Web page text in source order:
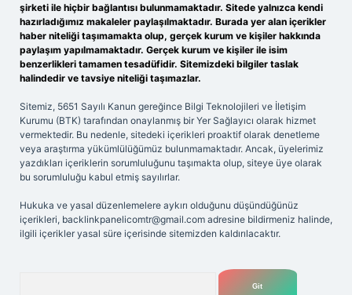
şirketi ile hiçbir bağlantısı bulunmamaktadır. Sitede yalnızca kendi
hazırladığımız makaleler paylaşılmaktadır. Burada yer alan içerikler
haber niteliği taşımamakta olup, gerçek kurum ve kişiler hakkında
paylaşım yapılmamaktadır. Gerçek kurum ve kişiler ile isim
benzerlikleri tamamen tesadüfidir. Sitemizdeki bilgiler taslak
halindedir ve tavsiye niteliği taşımazlar.
Sitemiz, 5651 Sayılı Kanun gereğince Bilgi Teknolojileri ve İletişim
Kurumu (BTK) tarafından onaylanmış bir Yer Sağlayıcı olarak hizmet
vermektedir. Bu nedenle, sitedeki içerikleri proaktif olarak denetleme
veya araştırma yükümlülüğümüz bulunmamaktadır. Ancak, üyelerimiz
yazdıkları içeriklerin sorumluluğunu taşımakta olup, siteye üye olarak
bu sorumluluğu kabul etmiş sayılırlar.
Hukuka ve yasal düzenlemelere aykırı olduğunu düşündüğünüz
içerikleri, backlinkpanelicomtr@gmail.com adresine bildirmeniz halinde,
ilgili içerikler yasal süre içerisinde sitemizden kaldırılacaktır.